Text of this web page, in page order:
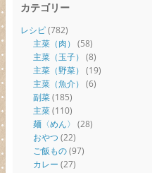
カテゴリー
レシピ(782)
主菜（肉） (58)
主菜（玉子） (8)
主菜（野菜） (19)
主菜（魚介） (6)
副菜(185)
主菜(110)
麺〈めん〉 (28)
おやつ (22)
ご飯もの(97)
カレー (27)